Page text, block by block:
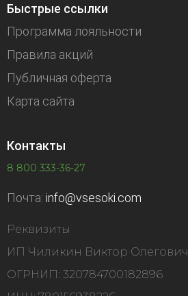
Быстрые ссылки
Программа лояльности
Правила акций
Публичная оферта
Карта сайта
Контакты
8 800 333-36-27
Почта: info@vsesoki.com
Реквизиты
ИП Чиликин Виктор Олегович
ОГРНИП: 320784700182896